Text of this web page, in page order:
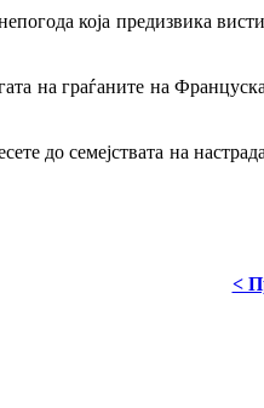
која предизвика
на граѓаните на
до семејствата на
<